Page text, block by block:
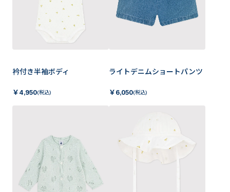
衿付き半袖ボディ
￥ 4,950(税込)
ライトデニムショートパンツ
￥ 6,050(税込)